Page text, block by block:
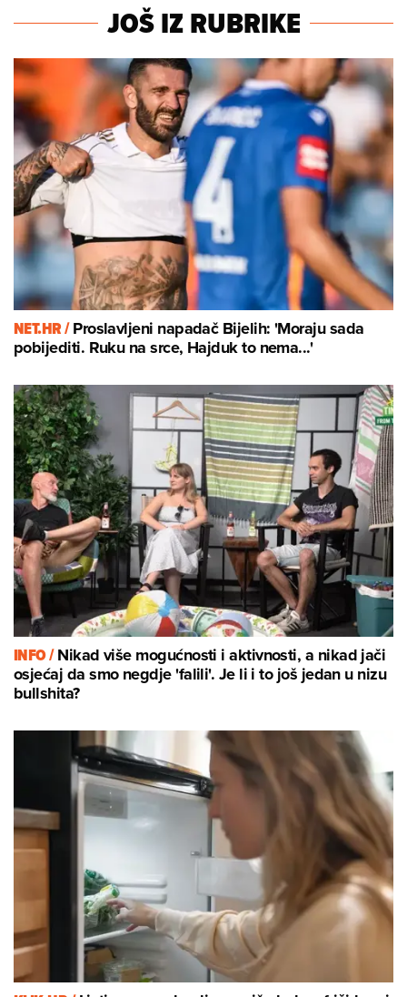
JOŠ IZ RUBRIKE
NET.HR /Proslavljeni napadač Bijelih: 'Moraju sada
pobijediti. Ruku na srce, Hajduk to nema...'
INFO /Nikad više mogućnosti i aktivnosti, a nikad jači
osjećaj da smo negdje 'falili'. Je li i to još jedan u nizu
bullshita?